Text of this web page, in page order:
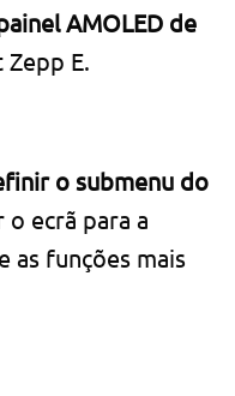
AMOLED de
E.
o submenu do
ecrã para a
as funções mais